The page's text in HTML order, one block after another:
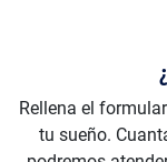
Rellena el
tu sueño.